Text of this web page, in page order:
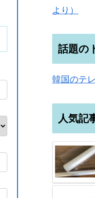
より）
話題の
韓国のテ
人気記